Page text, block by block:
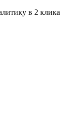
в 2 клика